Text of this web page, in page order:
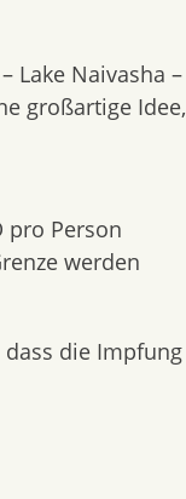
Lake Naivasha –
großartige Idee,
pro Person
werden
die Impfung